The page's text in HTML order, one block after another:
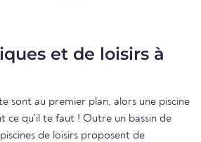
et de loisirs à
sont au premier plan, alors une piscine
ce qu'il te faut ! Outre un bassin de
de loisirs proposent de